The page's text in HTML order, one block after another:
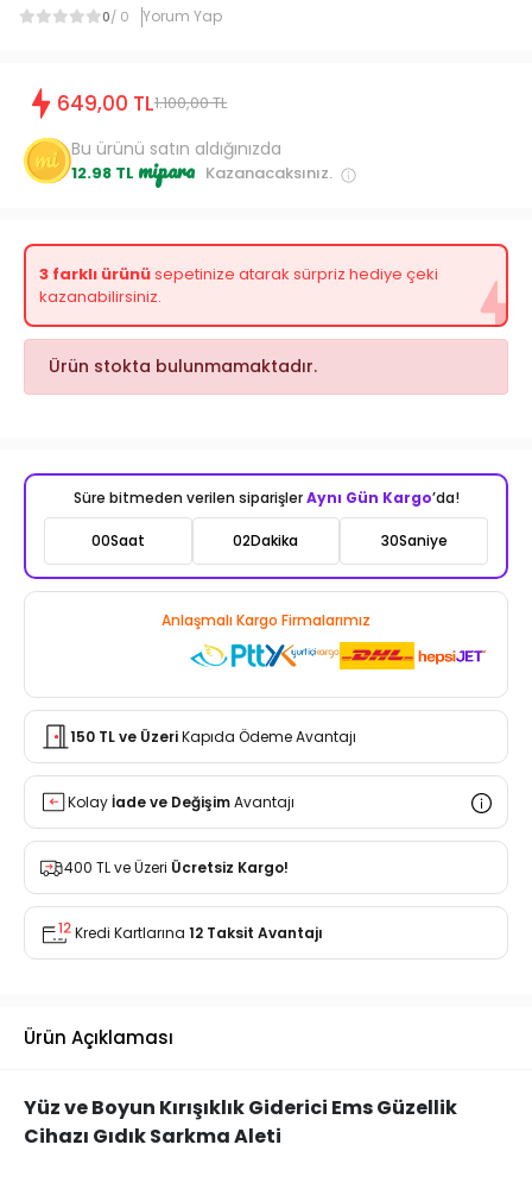
0/ 0 Yorum Yap
649,00 TL1.100,00 TL
Bu ürünü satın aldığınızda
12.98 TL mipara Kazanacaksınız.
3 farklı ürünüsepetinize atarak sürpriz hediye çeki
kazanabilirsiniz.
Ürün stokta bulunmamaktadır.
Süre bitmeden verilen siparişlerAynı Gün Kargo’da!
00Saat 02Dakika 28Saniye
Anlaşmalı Kargo Firmalarımız
150 TL ve ÜzeriKapıda Ödeme Avantajı
Kolayİade ve DeğişimAvantajı
400 TL ve Üzeri Ücretsiz Kargo!
Kredi Kartlarına 12 Taksit Avantajı
Ürün Açıklaması
Yüz ve Boyun Kırışıklık Giderici Ems Güzellik
Cihazı Gıdık Sarkma Aleti